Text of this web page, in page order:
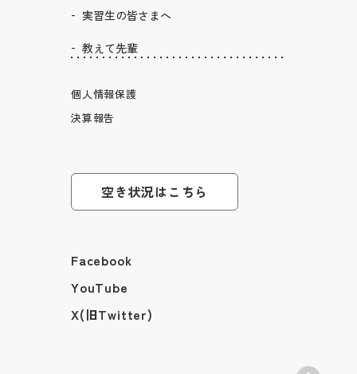
実習生の皆さまへ
教えて先輩
個人情報保護
決算報告
空き状況はこちら
Facebook
YouTube
X(旧Twitter)